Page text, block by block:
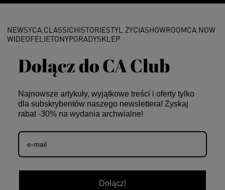
Dołącz do CA Club
Najnowsze artykuły, wyjątkowe treści i oferty tylko
dla subskrybentów naszego newslettera! Zyskaj
rabat -30% na wydania archwialne!
Dołącz!
NEWSYCA.CLASSICHISTORIESTYL ŻYCIASHOWROOMCA.NOW
WIDEOFELIETONYPORADYSKLEP